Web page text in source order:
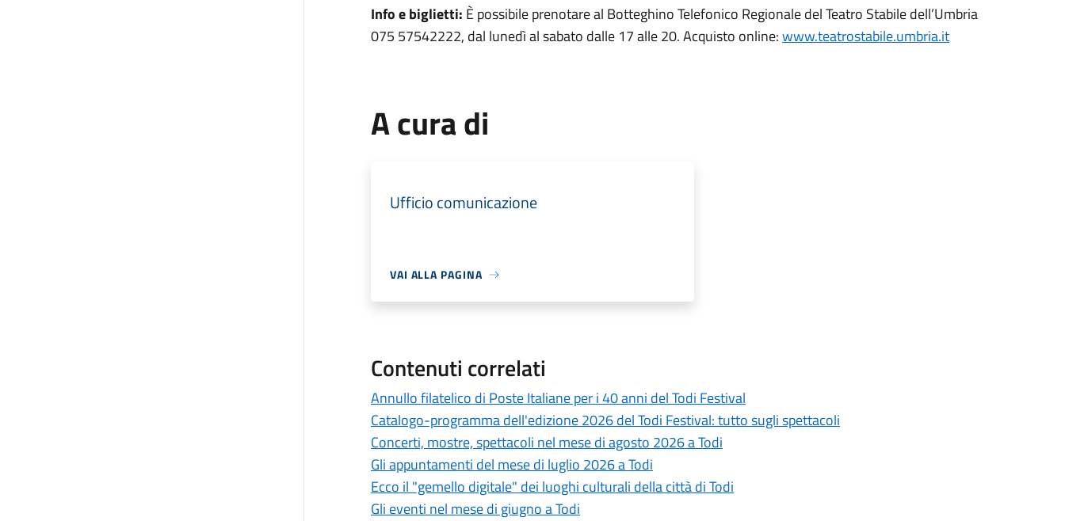
Info e biglietti: È possibile prenotare al Botteghino Telefonico Regionale del Teatro Stabile dell’Umbria
075 57542222, dal lunedì al sabato dalle 17 alle 20. Acquisto online:www.teatrostabile.umbria.it
A cura di
Ufficio comunicazione
VAI ALLA PAGINA
Contenuti correlati
Annullo filatelico di Poste Italiane per i 40 anni del Todi Festival
Catalogo-programma dell'edizione 2026 del Todi Festival: tutto sugli spettacoli
Concerti, mostre, spettacoli nel mese di agosto 2026 a Todi
Gli appuntamenti del mese di luglio 2026 a Todi
Ecco il "gemello digitale" dei luoghi culturali della città di Todi
Gli eventi nel mese di giugno a Todi